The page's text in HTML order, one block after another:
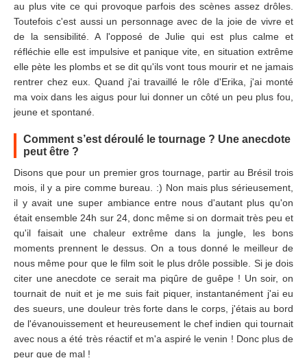
au plus vite ce qui provoque parfois des scènes assez drôles.
Toutefois c'est aussi un personnage avec de la joie de vivre et
de la sensibilité. A l'opposé de Julie qui est plus calme et
réfléchie elle est impulsive et panique vite, en situation extrême
elle pète les plombs et se dit qu'ils vont tous mourir et ne jamais
rentrer chez eux. Quand j'ai travaillé le rôle d'Erika, j'ai monté
ma voix dans les aigus pour lui donner un côté un peu plus fou,
jeune et spontané.
Comment s’est déroulé le tournage ? Une anecdote
peut être ?
Disons que pour un premier gros tournage, partir au Brésil trois
mois, il y a pire comme bureau. :) Non mais plus sérieusement,
il y avait une super ambiance entre nous d'autant plus qu'on
était ensemble 24h sur 24, donc même si on dormait très peu et
qu'il faisait une chaleur extrême dans la jungle, les bons
moments prennent le dessus. On a tous donné le meilleur de
nous même pour que le film soit le plus drôle possible. Si je dois
citer une anecdote ce serait ma piqûre de guêpe ! Un soir, on
tournait de nuit et je me suis fait piquer, instantanément j'ai eu
des sueurs, une douleur très forte dans le corps, j'étais au bord
de l'évanouissement et heureusement le chef indien qui tournait
avec nous a été très réactif et m'a aspiré le venin ! Donc plus de
peur que de mal !